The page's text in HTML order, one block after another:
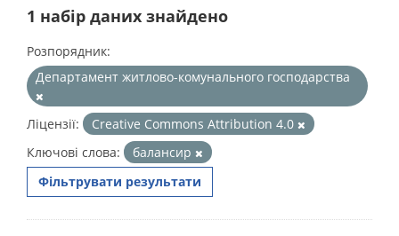
1 набір даних знайдено
Розпорядник:
Департамент житлово-комунального господарства
Ліцензії:
Creative Commons Attribution 4.0
Ключові слова:
балансир
Фільтрувати результати